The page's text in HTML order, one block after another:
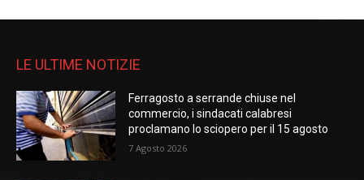
LE ULTIME NOTIZIE
Ferragosto a serrande chiuse nel
commercio, i sindacati calabresi
proclamano lo sciopero per il 15 agosto
7 Agosto 2026